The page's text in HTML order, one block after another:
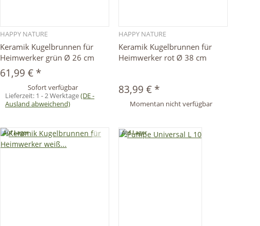
Schnellkauf
HAPPY NATURE
Keramik Kugelbrunnen für
Heimwerker grün Ø 26 cm
61,99 € *
Sofort verfügbar
Lieferzeit: 1 - 2 Werktage(DE -
Ausland abweichend)
Schnellkauf
HAPPY NATURE
Keramik Kugelbrunnen für
Heimwerker rot Ø 38 cm
83,99 € *
Momentan nicht verfügbar
Auf Lager Auf Lager